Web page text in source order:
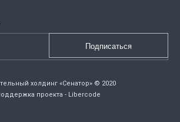
холдинг «Сенатор» © 2020
проекта - Libercode